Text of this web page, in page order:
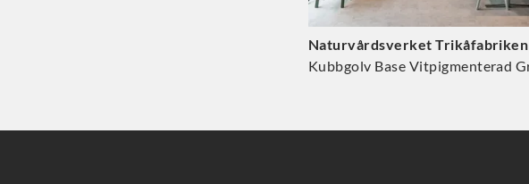
Naturvårdsverket Trikåfabriken